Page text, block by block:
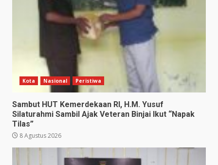
Kota Nasional Peristiwa
Sambut HUT Kemerdekaan RI, H.M. Yusuf
Silaturahmi Sambil Ajak Veteran Binjai Ikut “Napak
Tilas”
8 Agustus 2026